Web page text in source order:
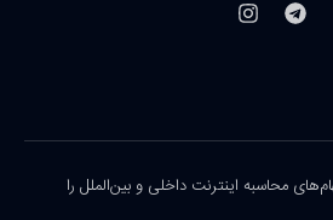
محاسبه اینترنت داخلی و بین‌الملل را